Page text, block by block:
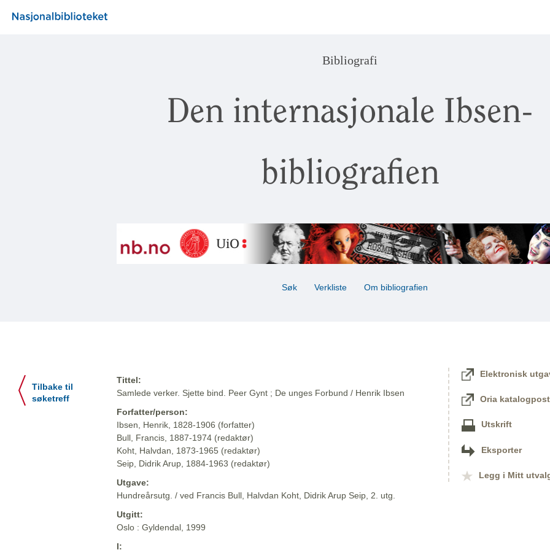
Bibliografi
Den internasjonale Ibsen-
bibliografien
Søk Verkliste Om bibliografien
Tilbake til
søketreff
Tittel:
Samlede verker. Sjette bind. Peer Gynt ; De unges Forbund / Henrik Ibsen
Forfatter/person:
Ibsen, Henrik, 1828-1906 (forfatter)
Bull, Francis, 1887-1974 (redaktør)
Koht, Halvdan, 1873-1965 (redaktør)
Seip, Didrik Arup, 1884-1963 (redaktør)
Utgave:
Hundreårsutg. / ved Francis Bull, Halvdan Koht, Didrik Arup Seip, 2. utg.
Utgitt:
Oslo : Gyldendal, 1999
I:
Elektronisk
Oria katalogpost
Utskrift
Eksporter
Legg i Mitt